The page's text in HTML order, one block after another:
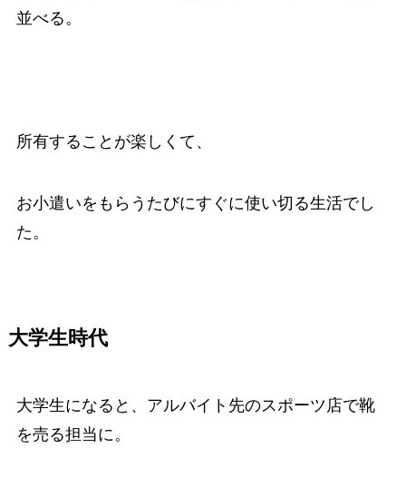
並べる。
所有することが楽しくて、
お小遣いをもらうたびにすぐに使い切る生活でし
た。
大学生時代
大学生になると、アルバイト先のスポーツ店で靴
を売る担当に。